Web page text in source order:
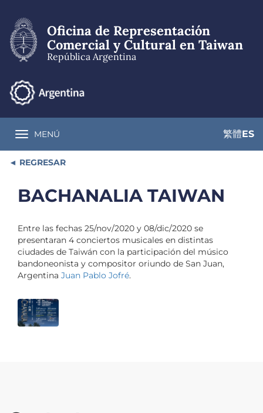
contenido
principal
Oficina de Representación
Comercial y Cultural en Taiwan
República Argentina
Toggle navigation
MENÚ 繁體ES
REGRESAR
BACHANALIA TAIWAN
Entre las fechas 25/nov/2020 y 08/dic/2020 se
presentaran 4 conciertos musicales en distintas
ciudades de Taiwán con la participación del músico
bandoneonista y compositor oriundo de San Juan,
Argentina Juan Pablo Jofré.